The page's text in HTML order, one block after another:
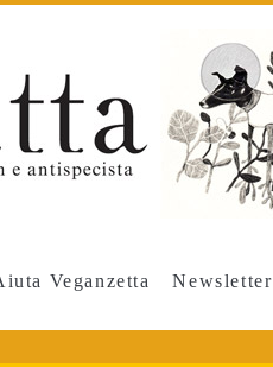
Veganzetta Newsletter